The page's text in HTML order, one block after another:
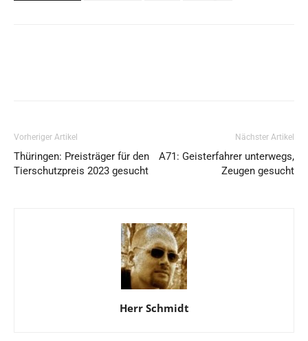
Vorheriger Artikel
Thüringen: Preisträger für den
Tierschutzpreis 2023 gesucht
Nächster Artikel
A71: Geisterfahrer unterwegs,
Zeugen gesucht
Herr Schmidt